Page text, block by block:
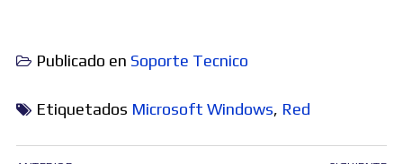
Publicado en Soporte Tecnico
Etiquetados Microsoft Windows, Red